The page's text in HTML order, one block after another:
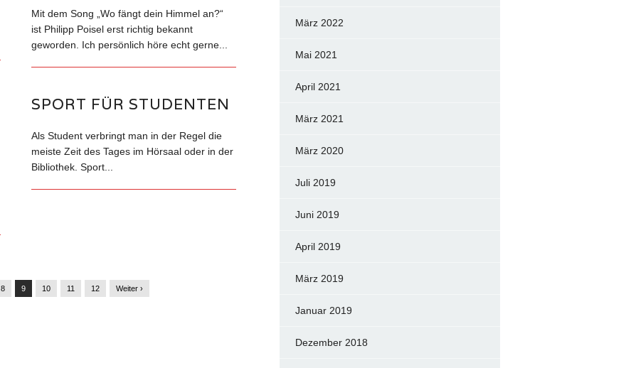
Mit dem Song „Wo fängt dein Himmel an?“
ist Philipp Poisel erst richtig bekannt
geworden. Ich persönlich höre echt gerne...
SPORT FÜR STUDENTEN
Als Student verbringt man in der Regel die
meiste Zeit des Tages im Hörsaal oder in der
Bibliothek. Sport...
8 9 10 11 12 Weiter ›
März 2022
Mai 2021
April 2021
März 2021
März 2020
Juli 2019
Juni 2019
April 2019
März 2019
Januar 2019
Dezember 2018